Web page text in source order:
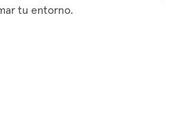
tu entorno.